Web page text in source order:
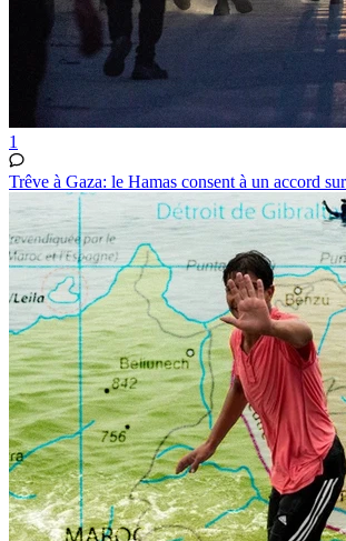
1
Trêve à Gaza: le Hamas consent à un accord